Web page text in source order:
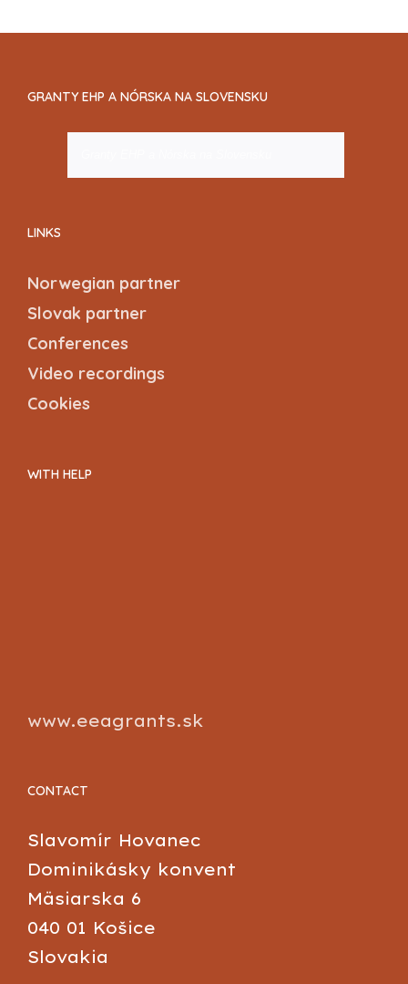
GRANTY EHP A NÓRSKA NA SLOVENSKU
LINKS
Norwegian partner
Slovak partner
Conferences
Video recordings
Cookies
WITH HELP
www.eeagrants.sk
CONTACT
Slavomír Hovanec
Dominikásky konvent
Mäsiarska 6
040 01 Košice
Slovakia